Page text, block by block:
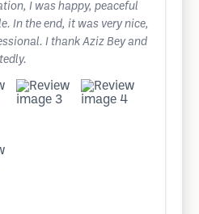
I was happy, peaceful
In the end, it was very nice,
I thank Aziz Bey and